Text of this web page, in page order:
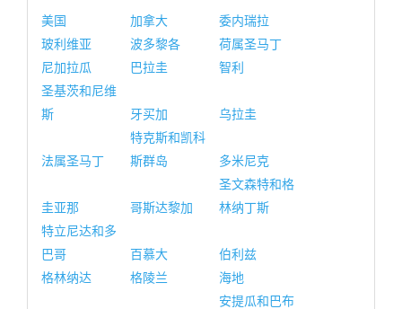
美国 加拿大
委内瑞拉
玻利维亚
波多黎各
荷属圣马丁
尼加拉瓜
巴拉圭
智利
圣基茨和尼维
斯
牙买加 乌拉圭
法属圣马丁
特克斯和凯科
斯群岛
多米尼克
圭亚那 哥斯达黎加
圣文森特和格
林纳丁斯
特立尼达和多
巴哥
百慕大
伯利兹
格林纳达
格陵兰 海地
安提瓜和巴布